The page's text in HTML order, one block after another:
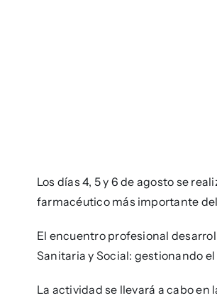
Los días 4, 5 y 6 de agosto se
farmacéutico más importante
El encuentro profesional
Sanitaria y Social: gestionando el
La actividad se llevará a cabo en